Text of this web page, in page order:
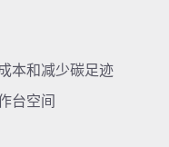
本和减少碳足迹
台空间